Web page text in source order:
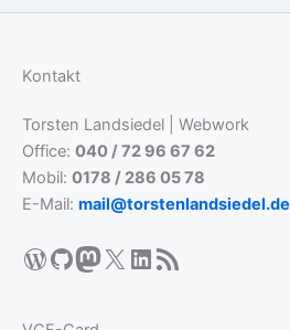
Kontakt
Torsten Landsiedel | Webwork
Office: 040 / 72 96 67 62
Mobil: 0178 / 286 05 78
E-Mail: mail@torstenlandsiedel.de
WordPress
GitHub
Mastodon
X LinkedIn
RSS-Feed